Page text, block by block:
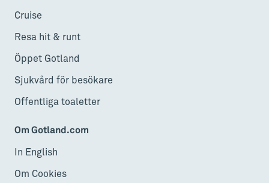
Cruise
Resa hit & runt
Öppet Gotland
Sjukvård för besökare
Offentliga toaletter
Om Gotland.com
In English
Om Cookies